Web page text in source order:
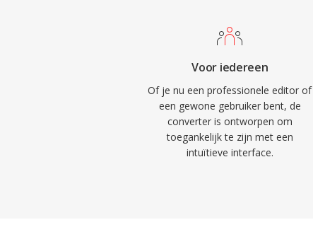
Voor iedereen
Of je nu een professionele editor of
een gewone gebruiker bent, de
converter is ontworpen om
toegankelijk te zijn met een
intuïtieve interface.